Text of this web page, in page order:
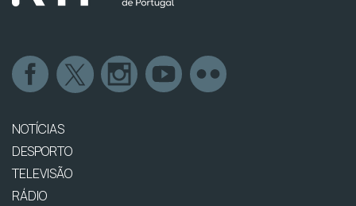
NOTÍCIAS
DESPORTO
TELEVISÃO
RÁDIO